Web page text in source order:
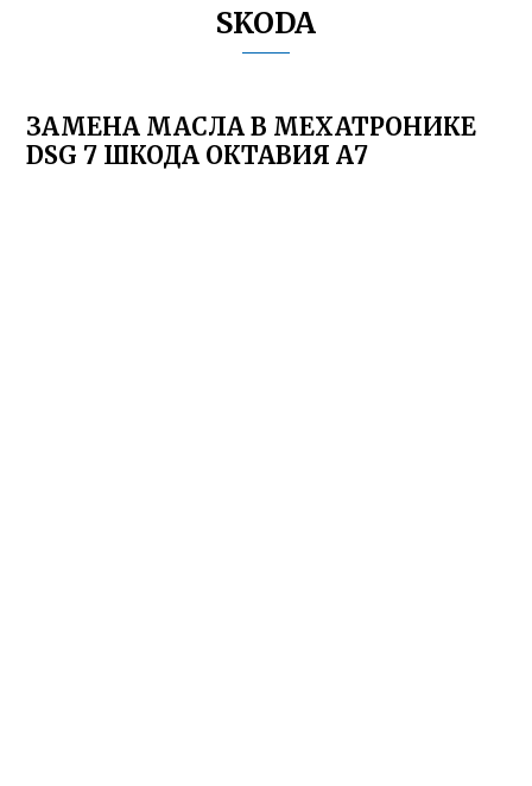
SKODA
ЗАМЕНА МАСЛА В МЕХАТРОНИКЕ
DSG 7 ШКОДА ОКТАВИЯ А7